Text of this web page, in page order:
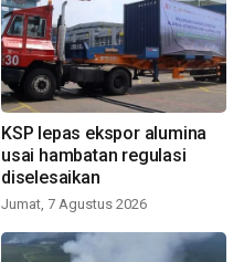
KSP lepas ekspor alumina
usai hambatan regulasi
diselesaikan
Jumat, 7 Agustus 2026